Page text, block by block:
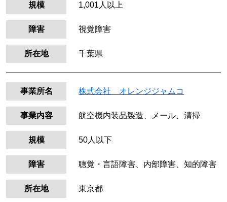
規模 1,001人以上
障害 視覚障害
所在地 千葉県
事業所名 株式会社 オレンジジャムコ
事業内容 航空機内装品製造、メール、清掃
規模 50人以下
障害 聴覚・言語障害、内部障害、知的障害
所在地 東京都